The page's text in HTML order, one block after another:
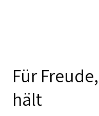
Für
hält